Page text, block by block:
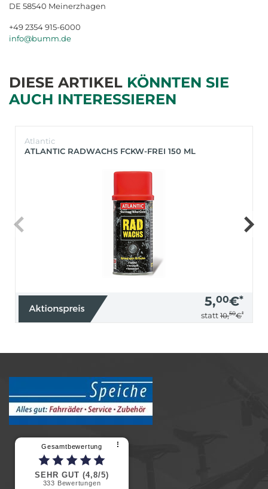
DE 58540 Meinerzhagen
+49 2354 915-6000
info@bumm.de
DIESE ARTIKEL KÖNNTEN SIE
AUCH INTERESSIEREN
Atlantic
ATLANTIC RADWACHS FCKW-FREI 150 ML
5,00€*
statt 10,50€*
Gesamtbewertung ⠇
SEHR GUT (4,8/5)
333 Bewertungen